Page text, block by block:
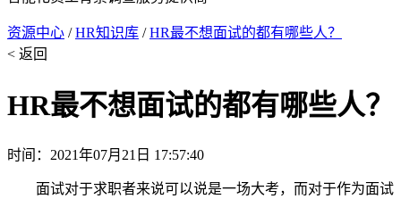
资源中心 /HR知识库 /HR最不想面试的都有哪些人？
< 返回
HR最不想面试的都有哪些人？
时间：2021年07月21日 17:57:40
面试对于求职者来说可以说是一场大考，而对于作为面试